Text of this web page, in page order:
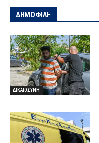
ΔΗΜΟΦΙΛΗ
ΔΙΚΑΙΟΣΥΝΗ